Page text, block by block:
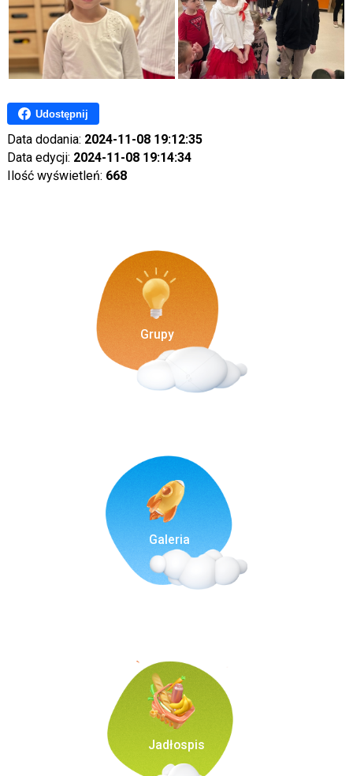
Udostępnij
Data dodania: 2024-11-08 19:12:35
Data edycji: 2024-11-08 19:14:34
Ilość wyświetleń: 668
Grupy
Galeria
Jadłospis